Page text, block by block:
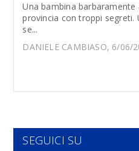
Una bambina barbaramente
provincia con troppi
se...
DANIELE CAMBIASO, 6/06/
SEGUICI SU